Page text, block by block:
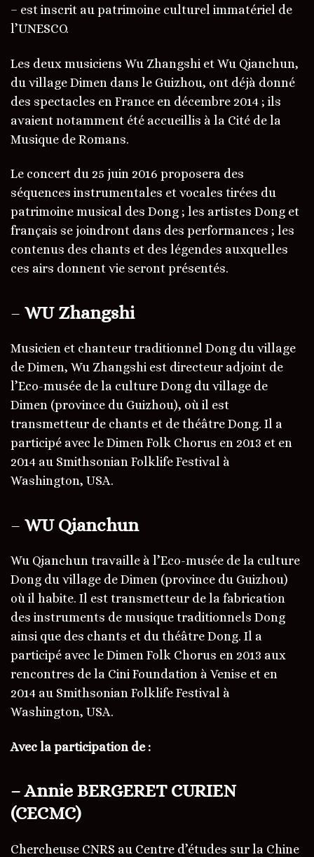
– est inscrit au patrimoine culturel immatériel de
l’UNESCO.
Les deux musiciens Wu Zhangshi et Wu Qianchun,
du village Dimen dans le Guizhou, ont déjà donné
des spectacles en France en décembre 2014 ; ils
avaient notamment été accueillis à la Cité de la
Musique de Romans.
Le concert du 25 juin 2016 proposera des
séquences instrumentales et vocales tirées du
patrimoine musical des Dong ; les artistes Dong et
français se joindront dans des performances ; les
contenus des chants et des légendes auxquelles
ces airs donnent vie seront présentés.
– WU Zhangshi
Musicien et chanteur traditionnel Dong du village
de Dimen, Wu Zhangshi est directeur adjoint de
l’Eco-musée de la culture Dong du village de
Dimen (province du Guizhou), où il est
transmetteur de chants et de théâtre Dong. Il a
participé avec le Dimen Folk Chorus en 2013 et en
2014 au Smithsonian Folklife Festival à
Washington, USA.
– WU Qianchun
Wu Qianchun travaille à l’Eco-musée de la culture
Dong du village de Dimen (province du Guizhou)
où il habite. Il est transmetteur de la fabrication
des instruments de musique traditionnels Dong
ainsi que des chants et du théâtre Dong. Il a
participé avec le Dimen Folk Chorus en 2013 aux
rencontres de la Cini Foundation à Venise et en
2014 au Smithsonian Folklife Festival à
Washington, USA.
Avec la participation de :
– Annie BERGERET CURIEN
(CECMC)
Chercheuse CNRS au Centre d’études sur la Chine